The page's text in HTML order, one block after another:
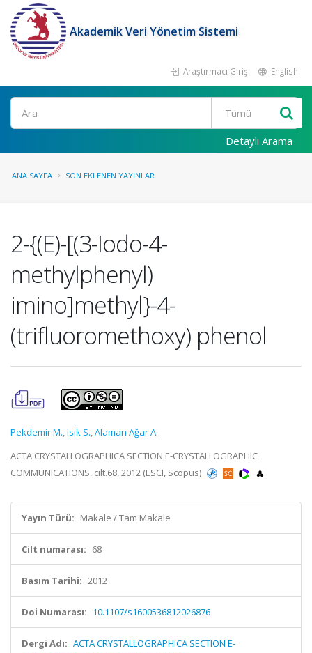
Akademik Veri Yönetim Sistemi
Araştırmacı Girişi English
Ara
Detaylı Arama
ANA SAYFA SON EKLENEN YAYINLAR
2-{(E)-[(3-Iodo-4-
methylphenyl)
imino]methyl}-4-
(trifluoromethoxy) phenol
Pekdemir M.,Isik S.,Alaman Ağar A.
ACTA CRYSTALLOGRAPHICA SECTION E-CRYSTALLOGRAPHIC
COMMUNICATIONS, cilt.68, 2012 (ESCI, Scopus)
Yayın Türü: Makale / Tam Makale
Cilt numarası: 68
Basım Tarihi: 2012
Doi Numarası: 10.1107/s1600536812026876
Dergi Adı: ACTA CRYSTALLOGRAPHICA SECTION E-